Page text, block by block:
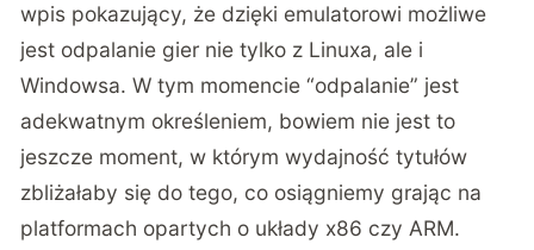
wpis pokazujący, że dzięki emulatorowi możliwe
jest odpalanie gier nie tylko z Linuxa, ale i
Windowsa. W tym momencie “odpalanie” jest
adekwatnym określeniem, bowiem nie jest to
jeszcze moment, w którym wydajność tytułów
zbliżałaby się do tego, co osiągniemy grając na
platformach opartych o układy x86 czy ARM.